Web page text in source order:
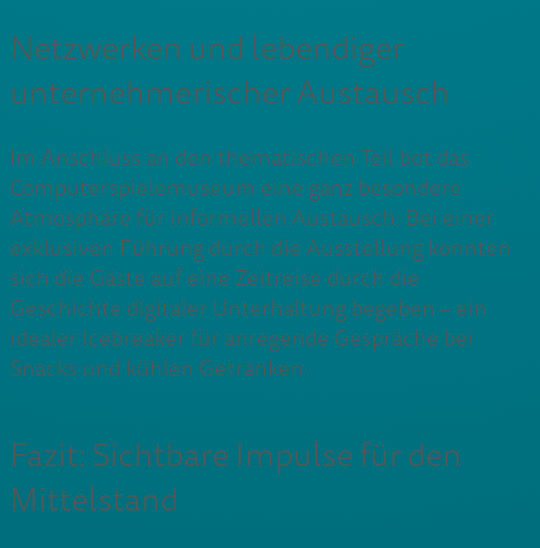
Netzwerken und lebendiger
unternehmerischer Austausch
Im Anschluss an den thematischen Teil bot das
Computerspielemuseum eine ganz besondere
Atmosphäre für informellen Austausch: Bei einer
exklusiven Führung durch die Ausstellung konnten
sich die Gäste auf eine Zeitreise durch die
Geschichte digitaler Unterhaltung begeben – ein
idealer Icebreaker für anregende Gespräche bei
Snacks und kühlen Getränken.
Fazit: Sichtbare Impulse für den
Mittelstand